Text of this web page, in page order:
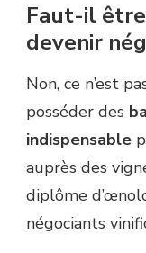
Faut-il
devenir
Non, ce n’est
posséder des
indispensable
auprès des
diplôme
négociants